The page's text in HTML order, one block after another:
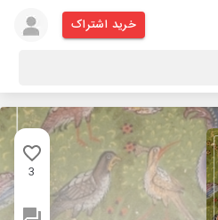
خرید اشتراک
3